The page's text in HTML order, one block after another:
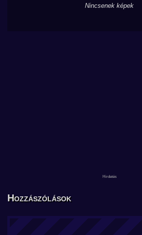
Nincsenek képek
Hozzászólások